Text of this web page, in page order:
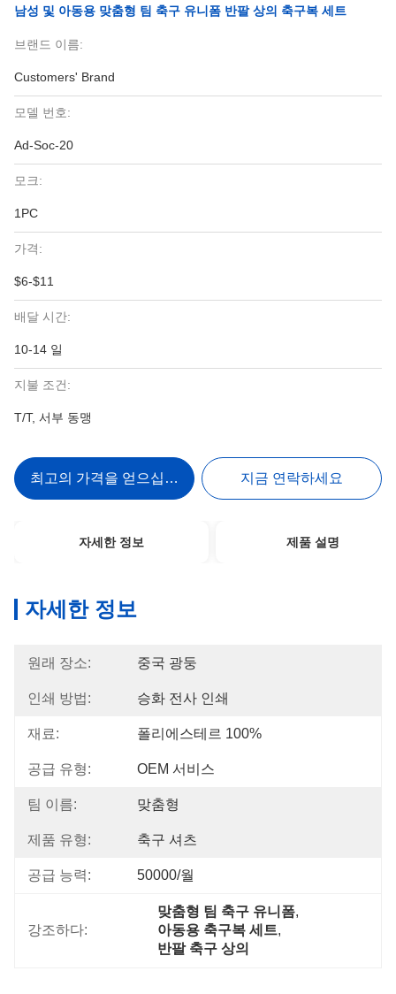
남성 및 아동용 맞춤형 팀 축구 유니폼 반팔 상의 축구복 세트
브랜드 이름:
Customers' Brand
모델 번호:
Ad-Soc-20
모크:
1PC
가격:
$6-$11
배달 시간:
10-14 일
지불 조건:
T/T, 서부 동맹
최고의 가격을 얻으십시오 지금 연락하세요
자세한 정보 제품 설명
자세한 정보
원래 장소: 중국 광둥
인쇄 방법: 승화 전사 인쇄
재료: 폴리에스테르 100%
공급 유형: OEM 서비스
팀 이름: 맞춤형
제품 유형: 축구 셔츠
공급 능력: 50000/월
강조하다:
맞춤형 팀 축구 유니폼,
아동용 축구복 세트,
반팔 축구 상의